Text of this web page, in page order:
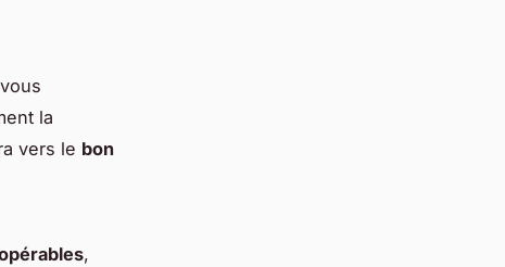
la
vers le bon
,